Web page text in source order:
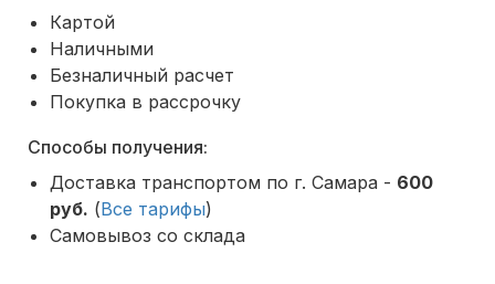
Картой
Наличными
Безналичный расчет
Покупка в рассрочку
Способы получения:
Доставка транспортом по г. Самара - 600
руб. (Все тарифы)
Самовывоз со склада